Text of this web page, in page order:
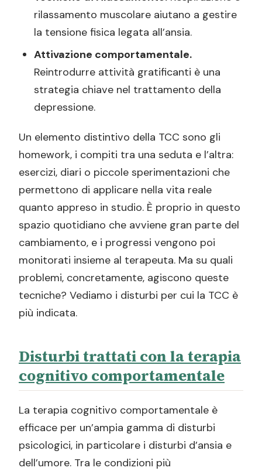
rilassamento muscolare aiutano a gestire
la tensione fisica legata all’ansia.
Attivazione comportamentale.
Reintrodurre attività gratificanti è una
strategia chiave nel trattamento della
depressione.
Un elemento distintivo della TCC sono gli
homework, i compiti tra una seduta e l’altra:
esercizi, diari o piccole sperimentazioni che
permettono di applicare nella vita reale
quanto appreso in studio. È proprio in questo
spazio quotidiano che avviene gran parte del
cambiamento, e i progressi vengono poi
monitorati insieme al terapeuta. Ma su quali
problemi, concretamente, agiscono queste
tecniche? Vediamo i disturbi per cui la TCC è
più indicata.
Disturbi trattati con la terapia
cognitivo comportamentale
La terapia cognitivo comportamentale è
efficace per un’ampia gamma di disturbi
psicologici, in particolare i disturbi d’ansia e
dell’umore. Tra le condizioni più